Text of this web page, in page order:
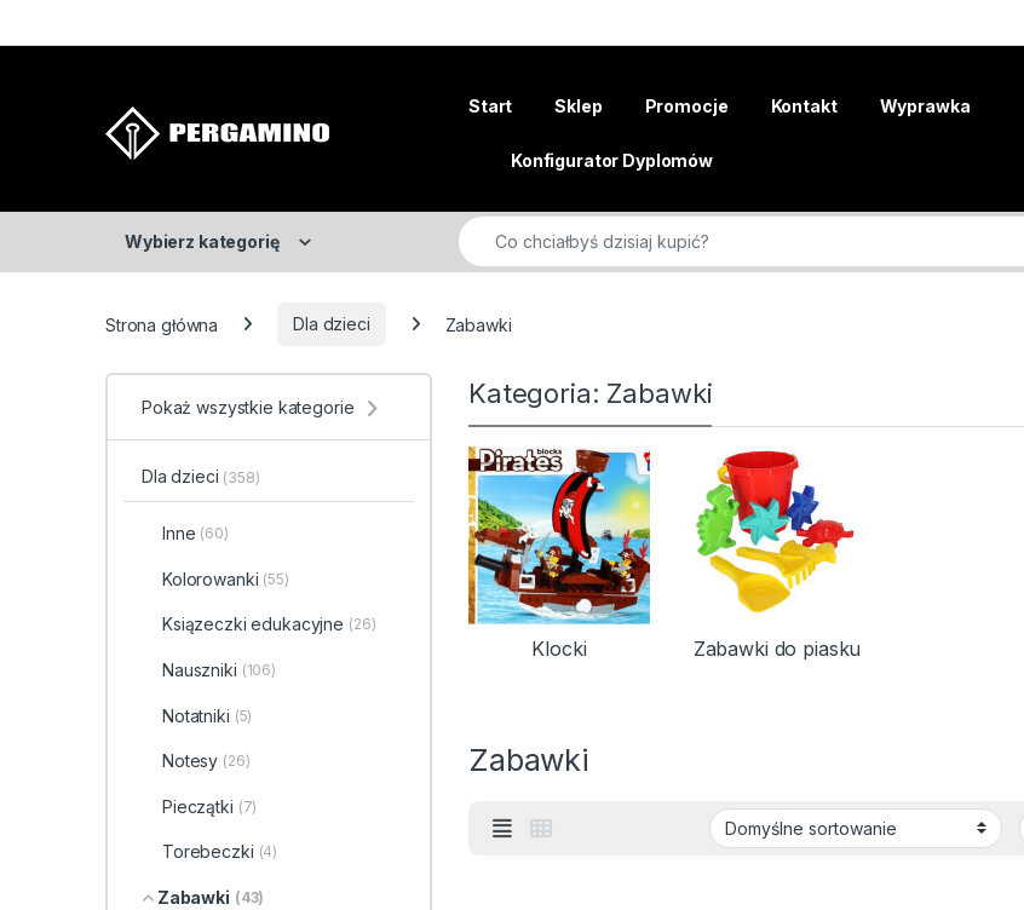
Start Sklep Promocje Kontakt Wyprawka
Konfigurator Dyplomów
Wybierz kategorię
Search for:
Strona główna Dla dzieci Zabawki
Kategoria: Zabawki
Klocki Zabawki do piasku
Zabawki
Pokaż wszystkie kategorie
Dla dzieci (358)
Inne (60)
Kolorowanki (55)
Ksiązeczki edukacyjne (26)
Nauszniki (106)
Notatniki (5)
Notesy (26)
Pieczątki (7)
Torebeczki (4)
Zabawki (43)